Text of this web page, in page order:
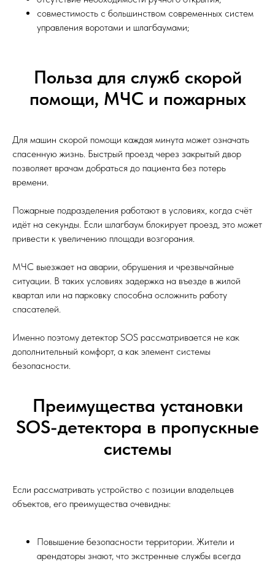
совместимость с большинством современных систем
управления воротами и шлагбаумами;
Польза для служб скорой
помощи, МЧС и пожарных
Для машин скорой помощи каждая минута может означать
спасенную жизнь. Быстрый проезд через закрытый двор
позволяет врачам добраться до пациента без потерь
времени.
Пожарные подразделения работают в условиях, когда счёт
идёт на секунды. Если шлагбаум блокирует проезд, это может
привести к увеличению площади возгорания.
МЧС выезжает на аварии, обрушения и чрезвычайные
ситуации. В таких условиях задержка на въезде в жилой
квартал или на парковку способна осложнить работу
спасателей.
Именно поэтому детектор SOS рассматривается не как
дополнительный комфорт, а как элемент системы
безопасности.
Преимущества установки
SOS-детектора в пропускные
системы
Если рассматривать устройство с позиции владельцев
объектов, его преимущества очевидны:
Повышение безопасности территории. Жители и
арендаторы знают, что экстренные службы всегда